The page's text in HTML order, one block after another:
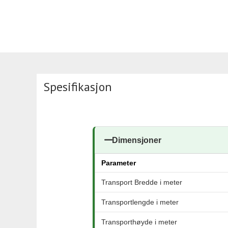
Spesifikasjon
Dimensjoner
Parameter
Transport Bredde i meter
Transportlengde i meter
Transporthøyde i meter